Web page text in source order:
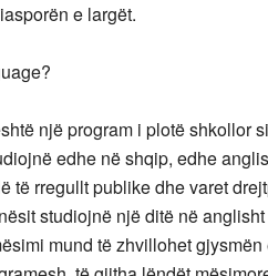
e largët.
një program i plotë shkollor
edhe në shqip, edhe
të rregullt publike dhe varet
studiojnë një ditë në
mund të zhvillohet